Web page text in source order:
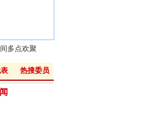
益格局"
动向
多点欢聚